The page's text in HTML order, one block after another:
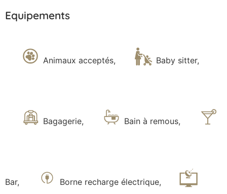
Equipements
Animaux acceptés, Baby sitter,
Bagagerie, Bain à remous,
Bar, Borne recharge électrique,